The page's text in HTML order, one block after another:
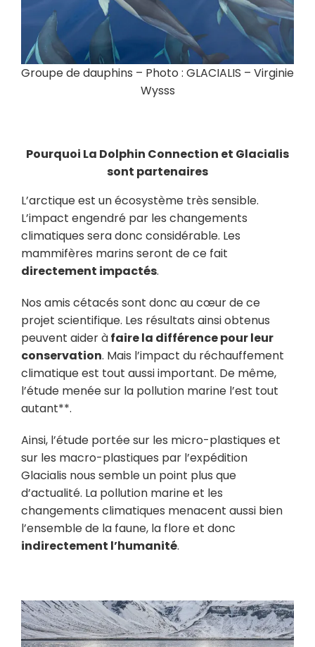
Groupe de dauphins – Photo : GLACIALIS – Virginie
Wysss
Pourquoi La Dolphin Connection et Glacialis
sont partenaires
L’arctique est un écosystème très sensible.
L’impact engendré par les changements
climatiques sera donc considérable. Les
mammifères marins seront de ce fait
directement impactés.
Nos amis cétacés sont donc au cœur de ce
projet scientifique. Les résultats ainsi obtenus
peuvent aider àfaire la différence pour leur
conservation. Mais l’impact du réchauffement
climatique est tout aussi important. De même,
l’étude menée sur la pollution marine l’est tout
autant**.
Ainsi, l’étude portée sur les micro-plastiques et
sur les macro-plastiques par l’expédition
Glacialis nous semble un point plus que
d’actualité. La pollution marine et les
changements climatiques menacent aussi bien
l’ensemble de la faune, la flore et donc
indirectement l’humanité.